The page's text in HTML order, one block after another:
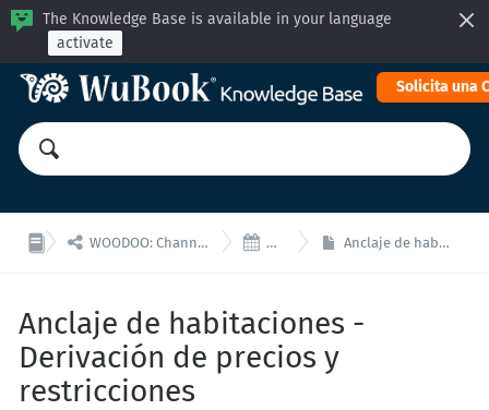
The Knowledge Base is available in your language
activate
Solicita una
 WOODOO: Channel Manager, Motor Reservas para integraciones API  WooDoo - TarifasAnclaje de habitaciones - Derivación de precios y restricciones
Anclaje de habitaciones -
Derivación de precios y
restricciones